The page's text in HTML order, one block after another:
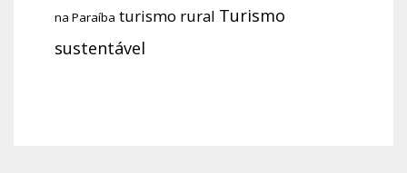
na Paraíba turismo rural Turismo
sustentável